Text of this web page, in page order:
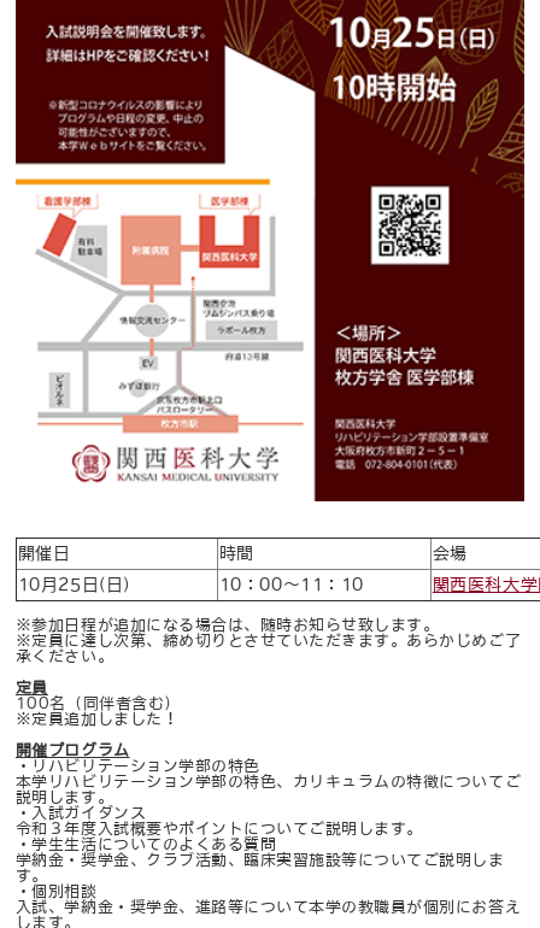
開催日 時間
会場
10月25日(日)
10：00～11：10 関西医科大
※参加日程が追加になる場合は、随時お知らせ致します。
※定員に達し次第、締め切りとさせていただきます。あらかじめご了
承ください。
定員
100名（同伴者含む）
※定員追加しました！
開催プログラム
・リハビリテーション学部の特色
本学リハビリテーション学部の特色、カリキュラムの特徴についてご
説明します。
・入試ガイダンス
令和３年度入試概要やポイントについてご説明します。
・学生生活についてのよくある質問
学納金・奨学金、クラブ活動、臨床実習施設等についてご説明しま
す。
・個別相談
入試、学納金・奨学金、進路等について本学の教職員が個別にお答え
します。